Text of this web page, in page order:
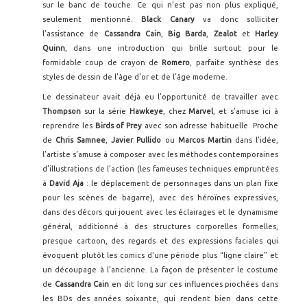
sur le banc de touche. Ce qui n’est pas non plus expliqué,
seulement mentionné. Black Canaryva donc solliciter
l’assistance de
Cassandra Cain, Big Barda Zealotet Harley
Quinn , dans une introduction qui brille surtout pour le
formidable coup de crayon de Romero , parfaite synthèse des
styles de dessin de l’âge d’or et de l’âge moderne.
Le dessinateur avait déjà eu l’opportunité de travailler avec
Thompson sur la série Hawkeye, chezMarvel , et s’amuse ici à
reprendre les Birds of Prey avec son adresse habituelle. Proche
de Chris Samnee ,Javier Pullido ou Marcos Martindans l’idée,
l’artiste s’amuse à composer avec les méthodes contemporaines
d’illustrations de l’action (les fameuses techniques empruntées
à David Aja: le déplacement de personnages dans un plan fixe
pour les scènes de bagarre), avec des héroïnes expressives,
dans des décors qui jouent avec les éclairages et le dynamisme
général, additionné à des structures corporelles formelles,
presque cartoon, des regards et des expressions faciales qui
évoquent plutôt les comics d’une période plus “ligne claire” et
un découpage à l’ancienne. La façon de présenter le costume
de Cassandra Cain en dit long sur ces influences piochées dans
les BDs des années soixante, qui rendent bien dans cette